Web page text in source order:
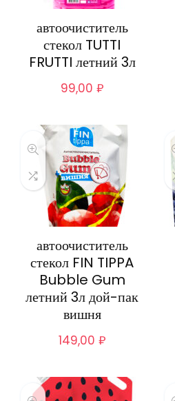
автоочиститель
стекол TUTTI
FRUTTI летний 3л
99,00 ₽
автоочиститель
стекол FIN TIPPA
Bubble Gum
летний 3л дой-пак
вишня
149,00 ₽